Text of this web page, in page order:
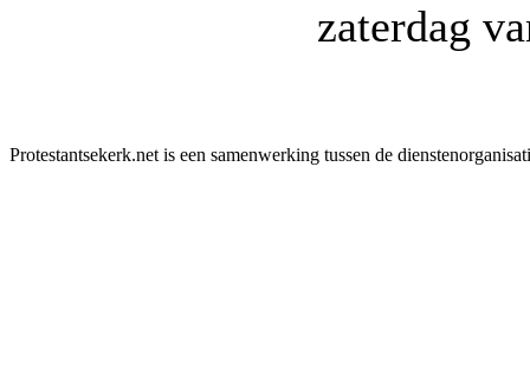
zaterdag
Protestantsekerk.net is een samenwerking tussen de